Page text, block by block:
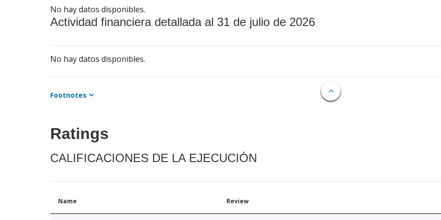
No hay datos disponibles.
Actividad financiera detallada al 31 de julio de 2026
No hay datos disponibles.
Footnotes
Ratings
CALIFICACIONES DE LA EJECUCIÓN
Name Review